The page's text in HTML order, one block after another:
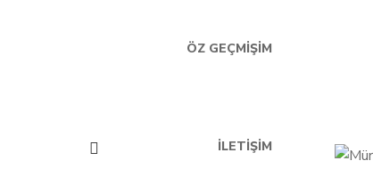
ÖZ GEÇMIŞIM
İLETIŞIM